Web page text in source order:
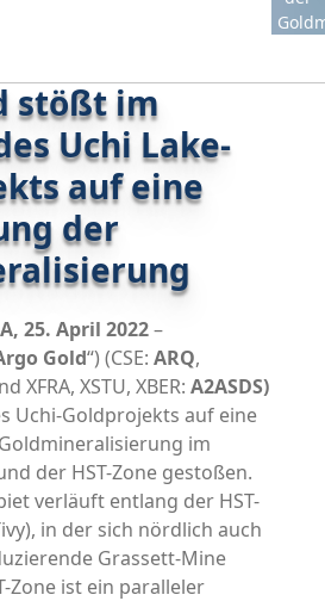
stößt im
Uchi Lake-
auf eine
der
25. April 2022–
Gold“) (CSE: ARQ,
XFRA, XSTU, XBER: A2ASDS)
Uchi-Goldprojekts auf eine
im
der HST-Zone gestoßen.
verläuft entlang der HST-
in der sich nördlich auch
Grassett-Mine
Zone ist ein paralleler